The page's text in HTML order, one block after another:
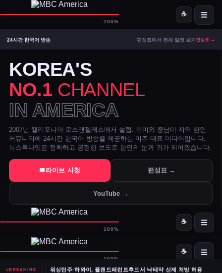
100%
☕
KOREA'S
NO.1 CHANNEL
IN AMERICA
2007년 캘리포니아 로스앤젤레스에서 설립. 북미와 중남미 지역 한인
커뮤니티에 24시간 한국어 방송을 제공하는 미주 대표 미디어입니다.
뉴스투나잇은 정확하고 공정한 보도로 한인의 눈과 귀가 되어왔습니다.
라이브 시청 편성표 →
YouTube →
MBC America
ON AIR — LIVE 09:06
24시간 한국어 방송 편성표에서 전체 일정 보기 편성표 →
BREAKING
트럼프 DOJ 반무기화 기금 — 1·6 폭동 피고인들 감옥에서 배상금으
美 시카고·신시내티 등 10개 도시 시장, 유럽과 민주주의 수호 협약
전직 검사 연방 기소 — 잭 스미스 보고서 개인 이메일로 유출 혐의
SpaceX·OpenAI, IPO 계획 공식 확인… 시장 기대감 고조
Meta, 전체 인력 10% 감원 후 수천 명을 AI 사업부로 재배치
워싱턴주·하와이, 플랜드패런트후드서 낙태약 선제 처방 허용